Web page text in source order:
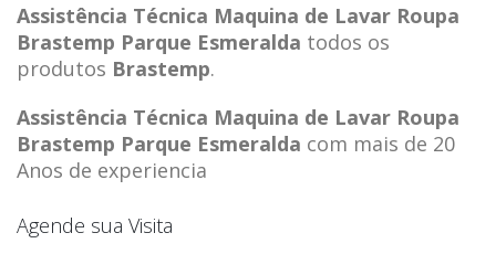
Assistência Técnica Maquina de Lavar Roupa
Brastemp Parque Esmeralda todos os
produtos Brastemp.
Assistência Técnica Maquina de Lavar Roupa
Brastemp Parque Esmeralda com mais de 20
Anos de experiencia
Agende sua Visita